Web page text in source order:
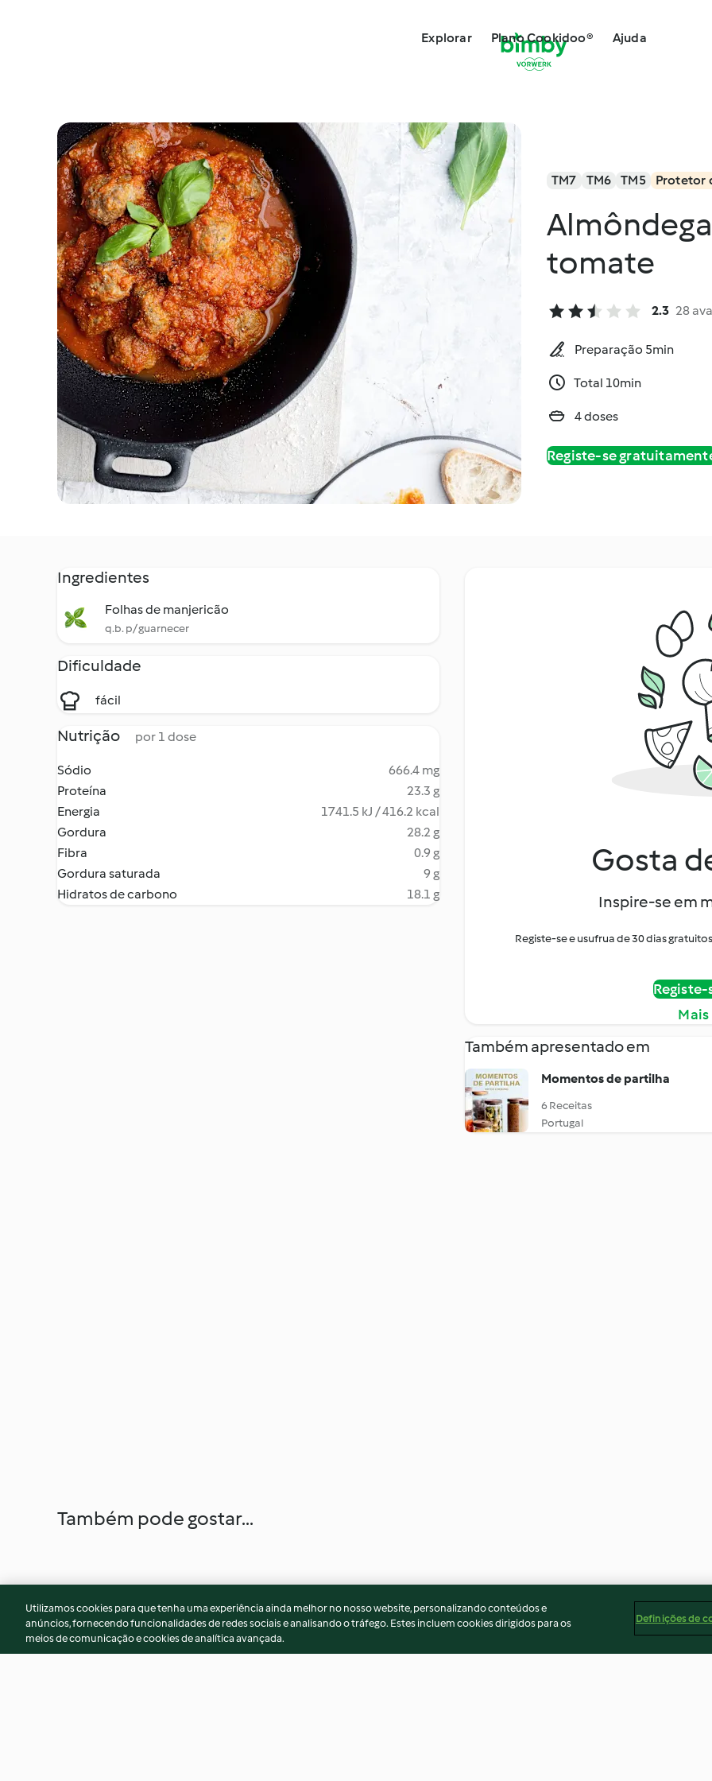
Explorar Plano Cookidoo® Ajuda
TM7 TM6 TM5 Protetor
tomate
2.3 28
Preparação 5min
Total 10min
4 doses
Registe-se
Ingredientes
Folhas de manjericão
q.b. p/ guarnecer
Dificuldade
fácil
Nutrição por 1 dose
Sódio
666.4 mg
Proteína
23.3 g
Energia
1741.5 kJ / 416.2 kcal
Gordura
28.2 g
Fibra
0.9 g
Gordura saturada
9 g
Hidratos de carbono
18.1 g
Gosta
Inspire-se em
Registe-se e usufrua de 30 dias
Também apresentado em
Momentos de partilha
6 Receitas
Portugal
Também pode gostar...
Utilizamos cookies para que tenha uma experiência ainda melhor no nosso website, personalizando conteúdos e
anúncios, fornecendo funcionalidades de redes sociais e analisando o tráfego. Estes incluem cookies dirigidos para os
meios de comunicação e cookies de analítica avançada.
Definições de